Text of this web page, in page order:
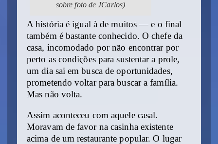
sobre foto de JCarlos)
A história é igual à de muitos — e o final
também é bastante conhecido. O chefe da
casa, incomodado por não encontrar por
perto as condições para sustentar a prole,
um dia sai em busca de oportunidades,
prometendo voltar para buscar a família.
Mas não volta.
Assim aconteceu com aquele casal.
Moravam de favor na casinha existente
acima de um restaurante popular. O lugar